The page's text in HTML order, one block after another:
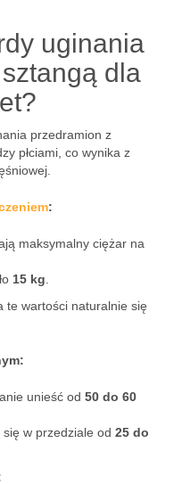
uginania
dla
przedramion z
płciami, co wynika z
:
maksymalny ciężar na
15 kg
te wartości naturalnie się
unieść od 50 do 60
w przedziale od 25 do